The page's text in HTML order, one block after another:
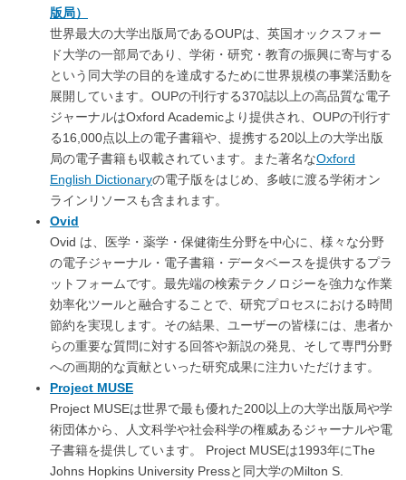
版局）
世界最大の大学出版局であるOUPは、英国オックスフォー
ド大学の一部局であり、学術・研究・教育の振興に寄与する
という同大学の目的を達成するために世界規模の事業活動を
展開しています。OUPの刊行する370誌以上の高品質な電子
ジャーナルはOxford Academicより提供され、OUPの刊行す
る16,000点以上の電子書籍や、提携する20以上の大学出版
局の電子書籍も収載されています。また著名なOxford
English Dictionaryの電子版をはじめ、多岐に渡る学術オン
ラインリソースも含まれます。
Ovid
Ovid は、医学・薬学・保健衛生分野を中心に、様々な分野
の電子ジャーナル・電子書籍・データベースを提供するプラ
ットフォームです。最先端の検索テクノロジーを強力な作業
効率化ツールと融合することで、研究プロセスにおける時間
節約を実現します。その結果、ユーザーの皆様には、患者か
らの重要な質問に対する回答や新説の発見、そして専門分野
への画期的な貢献といった研究成果に注力いただけます。
Project MUSE
Project MUSEは世界で最も優れた200以上の大学出版局や学
術団体から、人文科学や社会科学の権威あるジャーナルや電
子書籍を提供しています。 Project MUSEは1993年にThe
Johns Hopkins University Pressと同大学のMilton S.